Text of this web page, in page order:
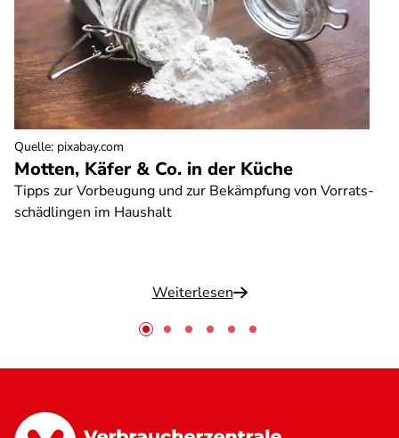
Motten, Käfer & Co. in der Küche
Tipps zur Vorbeugung und zur Bekämpfung von Vorrats-
schädlingen im Haushalt
Weiterlesen
Quelle: pixabay.com